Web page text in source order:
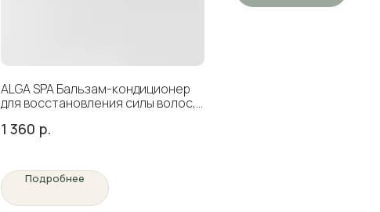
ALGA SPA Бальзам-кондиционер
для восстановления силы волос,
1 360 р.
Подробнее